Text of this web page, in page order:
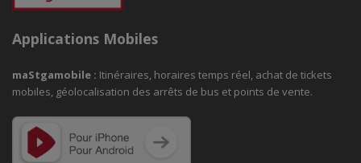
Applications Mobiles
maStgamobile : Itinéraires, horaires temps réel, achat de tickets
mobiles, géolocalisation des arrêts de bus et points de vente.